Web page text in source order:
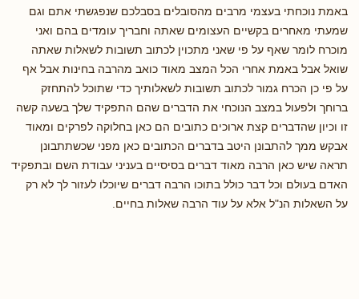
באמת נוכחתי בעצמי מרבים מהסובלים בסבלכם שנפגשתי אתם וגם
שמעתי מאחרים בקשיים העצומים שאתה וחבריך עומדים בהם ואני
מוכרח לומר שאף על פי שאני מתכוין לכתוב תשובות לשאלות שאתה
שואל אבל באמת אחרי הכל המצב מאוד כואב מהרבה בחינות אבל אף
על פי כן הכרח גמור לכתוב תשובות לשאלותיך כדי שתוכל להתחזק
ברוחך ולפעול במצב הנוכחי את הדברים שהם התפקיד שלך בשעה קשה
זו וכיון שהדברים קצת ארוכים כתובים הם כאן בחלוקה לפרקים ומאוד
אבקש ממך להתבונן היטב בדברים הכתובים כאן מפני שכשתתבונן
תראה שיש כאן הרבה מאוד דברים בסיסיים בעניני עבודת השם ובתפקיד
האדם בעולם וכל דבר כולל בתוכו הרבה דברים שיוכלו לעזור לך לא רק
על השאלות הנ"ל אלא על עוד הרבה שאלות בחיים.